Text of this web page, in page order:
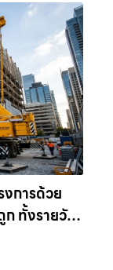
งการด้วย
ก ทั้งรายวัน